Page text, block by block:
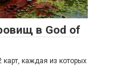
в God of
каждая из которых